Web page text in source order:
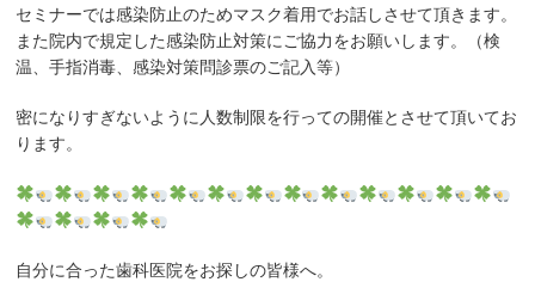
セミナーでは感染防止のためマスク着用でお話しさせて頂きます。
また院内で規定した感染防止対策にご協力をお願いします。（検
温、手指消毒、感染対策問診票のご記入等）
密になりすぎないように人数制限を行っての開催とさせて頂いてお
ります。
自分に合った歯科医院をお探しの皆様へ。